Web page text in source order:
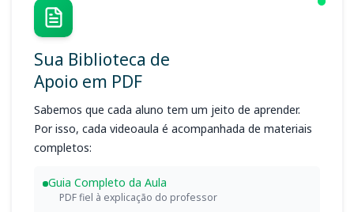
Sua Biblioteca de
Apoio em PDF
Sabemos que cada aluno tem um jeito de aprender.
Por isso, cada videoaula é acompanhada de materiais
completos:
Guia Completo da Aula
PDF fiel à explicação do professor